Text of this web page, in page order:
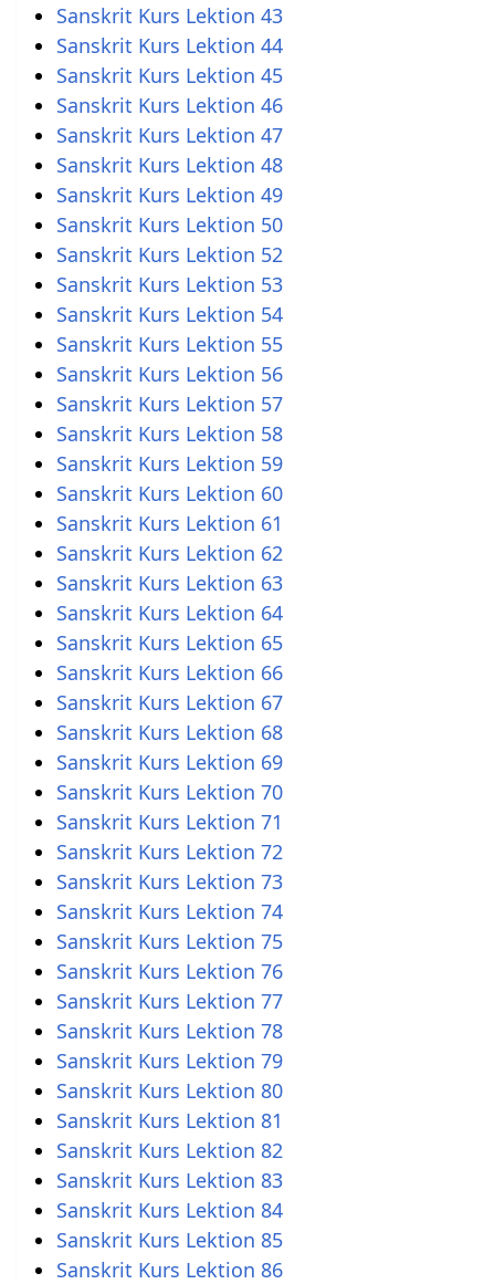
Sanskrit Kurs Lektion 43
Sanskrit Kurs Lektion 44
Sanskrit Kurs Lektion 45
Sanskrit Kurs Lektion 46
Sanskrit Kurs Lektion 47
Sanskrit Kurs Lektion 48
Sanskrit Kurs Lektion 49
Sanskrit Kurs Lektion 50
Sanskrit Kurs Lektion 52
Sanskrit Kurs Lektion 53
Sanskrit Kurs Lektion 54
Sanskrit Kurs Lektion 55
Sanskrit Kurs Lektion 56
Sanskrit Kurs Lektion 57
Sanskrit Kurs Lektion 58
Sanskrit Kurs Lektion 59
Sanskrit Kurs Lektion 60
Sanskrit Kurs Lektion 61
Sanskrit Kurs Lektion 62
Sanskrit Kurs Lektion 63
Sanskrit Kurs Lektion 64
Sanskrit Kurs Lektion 65
Sanskrit Kurs Lektion 66
Sanskrit Kurs Lektion 67
Sanskrit Kurs Lektion 68
Sanskrit Kurs Lektion 69
Sanskrit Kurs Lektion 70
Sanskrit Kurs Lektion 71
Sanskrit Kurs Lektion 72
Sanskrit Kurs Lektion 73
Sanskrit Kurs Lektion 74
Sanskrit Kurs Lektion 75
Sanskrit Kurs Lektion 76
Sanskrit Kurs Lektion 77
Sanskrit Kurs Lektion 78
Sanskrit Kurs Lektion 79
Sanskrit Kurs Lektion 80
Sanskrit Kurs Lektion 81
Sanskrit Kurs Lektion 82
Sanskrit Kurs Lektion 83
Sanskrit Kurs Lektion 84
Sanskrit Kurs Lektion 85
Sanskrit Kurs Lektion 86